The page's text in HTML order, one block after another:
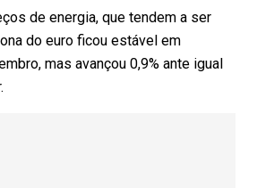
de energia, que tendem a ser
do euro ficou estável em
mas avançou 0,9% ante igual